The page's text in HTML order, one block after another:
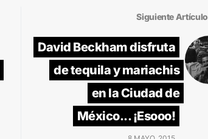
Siguiente Artículo
David Beckham disfruta
de tequila y mariachis
en la Ciudad de
México... ¡Esooo!